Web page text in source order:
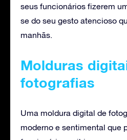
seus funcionários fizerem
se do seu gesto atencioso
manhãs.
Molduras
fotografias
Uma moldura digital de
moderno e sentimental que